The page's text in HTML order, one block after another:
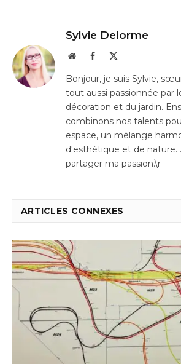
Sylvie Delorme
WebsiteFacebook
Bonjour, je suis Sylvie,
tout aussi passionnée par
décoration et du jardin.
combinons nos talents
espace, un mélange
d'esthétique et de nature.
partager ma passion.\r
ARTICLES CONNEXES